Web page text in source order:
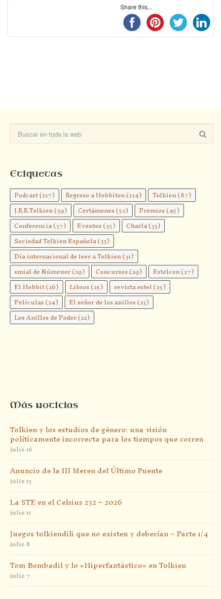
Share this...
Etiquetas
Podcast(127) Regreso a Hobbiton(124) Tolkien(87)
J.R.R.Tolkien(59) Certámenes(52) Premios(45)
Conferencia(37) Eventos(35) Charla(33)
Sociedad Tolkien Española(33)
Día internacional de leer a Tolkien(31)
smial de Númenor(29) Concursos(29) Estelcon(27)
El Hobbit(26) Libros(25) revista estel(25)
Películas(24) El señor de los anillos(23)
Los Anillos de Poder(22)
Más noticias
Tolkien y los estudios de género: una visión
políticamente incorrecta para los tiempos que corren
julio 16
Anuncio de la III Meren del Último Puente
julio 13
La STE en el Celsius 232 – 2026
julio 11
Juegos tolkiendili que no existen y deberían – Parte 1/4
julio 8
Tom Bombadil y lo «Hiperfantástico» en Tolkien
julio 7